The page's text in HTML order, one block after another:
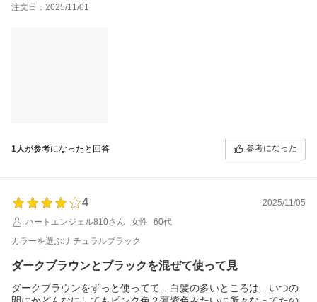
ね。ありがとうございました。207463-20251101-0772734614
注文日：2025/11/01
1人が参考になったと回答 参考になった
4
2025/11/05
ハートエンジェル810さん
女性
60代
カラーを選ぶ:ナチュラルブラック
ダークブラウンとブラックを混ぜて使って見
ダークブラウンをずっと使ってて…白髪の多いところは…いつの